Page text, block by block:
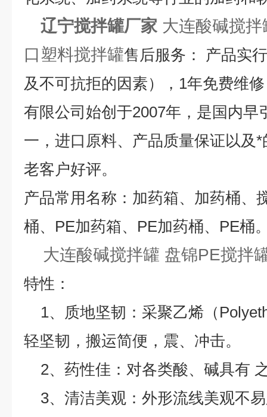
辽宁搅拌罐厂家 大连酸碱搅
口塑料搅拌罐售后服务： 产品实
及不可抗拒的因素），1年免费维
有限公司始创于2007年，是国内早
一，进口原料、产品质量保证以及
老客户好评。
产品常用名称：加药箱、加药桶、
桶、PE加药箱、PE加药桶、PE桶
大连酸碱搅拌罐 盘锦PE搅拌
特性：
1、质地坚韧：采聚乙烯（
轻坚韧，搬运简便，震、冲击。
2、药性佳：对各类酸、碱具有
3、清洁美观：外形流线美观不